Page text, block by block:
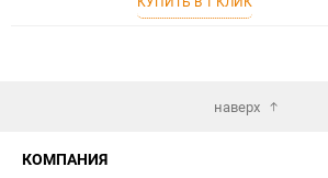
избранноесравнению
наверх
КОМПАНИЯ